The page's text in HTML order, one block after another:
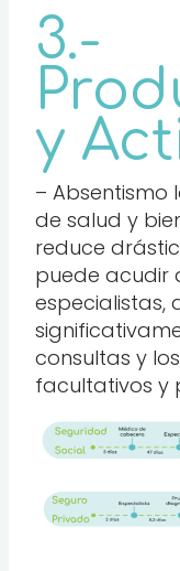
3.-
y
–
de salud y
reduce
puede acudir
especialistas,
consultas y
facultativos y